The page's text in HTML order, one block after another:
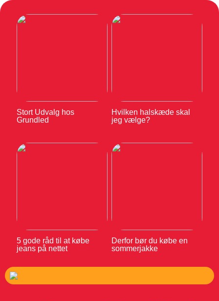
Stort Udvalg hos
Grundled
Hvilken halskæde skal
jeg vælge?
5 gode råd til at købe
jeans på nettet
Derfor bør du købe en
sommerjakke